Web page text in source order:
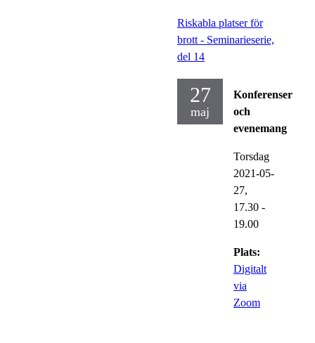
Riskabla platser för
brott - Seminarieserie,
del 14
27
maj
Konferenser
och
evenemang
Torsdag
2021-05-
27,
17.30 -
19.00
Plats:
Digitalt
via
Zoom